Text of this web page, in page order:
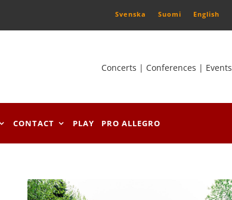
Svenska Suomi English
Concerts | Conferences | Events
CONTACT PLAY PRO ALLEGRO